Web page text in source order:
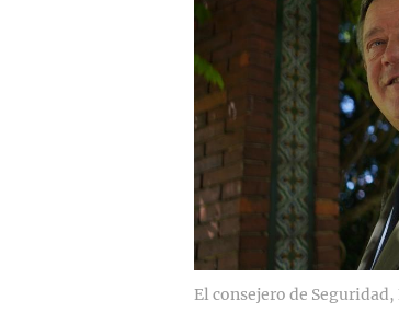
El consejero de